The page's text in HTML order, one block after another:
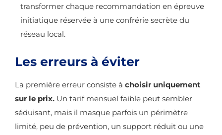
transformer chaque recommandation en épreuve
initiatique réservée à une confrérie secrète du
réseau local.
Les erreurs à éviter
La première erreur consiste à choisir uniquement
sur le prix. Un tarif mensuel faible peut sembler
séduisant, mais il masque parfois un périmètre
limité, peu de prévention, un support réduit ou une